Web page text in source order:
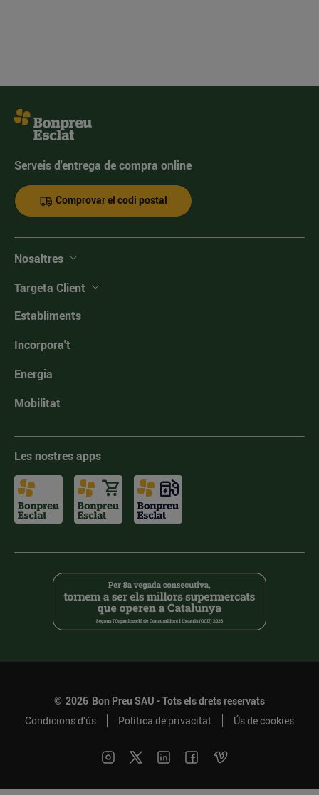
Serveis d'entrega de compra online
Comprovar el codi postal
Nosaltres
Targeta Client
Establiments
Incorpora't
Energia
Mobilitat
Les nostres apps
© 2026 Bon Preu SAU - Tots els drets reservats
Condicions d’ús
Política de privacitat Ús de cookies